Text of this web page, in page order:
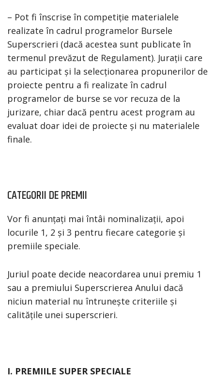
– Pot fi înscrise în competiție materialele
realizate în cadrul programelor Bursele
Superscrieri (dacă acestea sunt publicate în
termenul prevăzut de Regulament). Jurații care
au participat și la selecționarea propunerilor de
proiecte pentru a fi realizate în cadrul
programelor de burse se vor recuza de la
jurizare, chiar dacă pentru acest program au
evaluat doar idei de proiecte și nu materialele
finale.
CATEGORII DE PREMII
Vor fi anunțați mai întâi nominalizații, apoi
locurile 1, 2 și 3 pentru fiecare categorie și
premiile speciale.
Juriul poate decide neacordarea unui premiu 1
sau a premiului Superscrierea Anului dacă
niciun material nu întrunește criteriile și
calitățile unei superscrieri.
I. PREMIILE SUPER SPECIALE